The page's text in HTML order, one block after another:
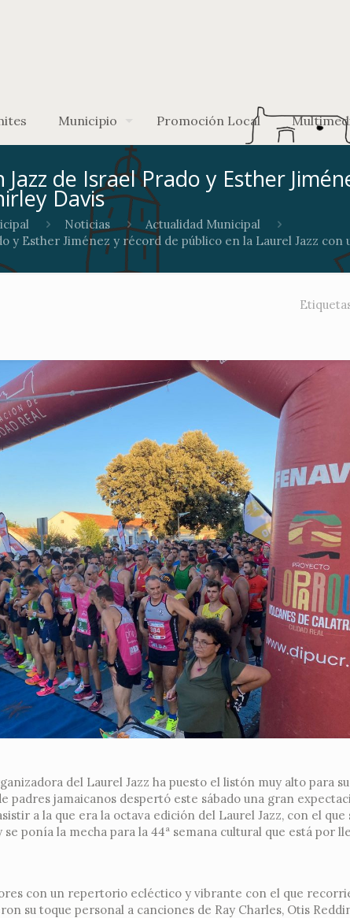
Municipio Promoción Local
de Israel Prado y Esther
Davis
Noticias
Actualidad Municipal
y Esther Jiménez y récord de público en la Laurel Jazz con
del Laurel Jazz ha puesto el listón muy alto para
padres jamaicanos despertó este sábado una gran
a la que era la octava edición del Laurel Jazz, con el que
ponía la mecha para la 44ª semana cultural que está por
con un repertorio ecléctico y vibrante con el que
su toque personal a canciones de Ray Charles, Otis